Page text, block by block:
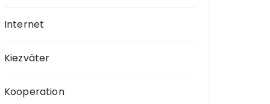
Internet
Kiezväter
Kooperation